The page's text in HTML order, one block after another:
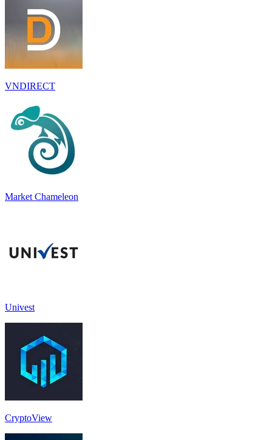
VNDIRECT
Market Chameleon
Univest
CryptoView